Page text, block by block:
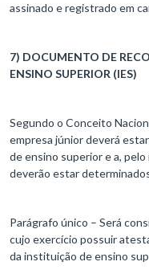
assinado e registrado em
7) DOCUMENTO DE
ENSINO SUPERIOR (IES)
Segundo o Conceito
empresa júnior deverá
de ensino superior e a,
deverão estar
Parágrafo único – Será
cujo exercício possuir
da instituição de ensino